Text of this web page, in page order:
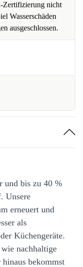
Zertifizierung nicht
Wasserschäden
ausgeschlossen.
und bis zu 40 %
Unsere
erneuert und
als
Küchengeräte.
nachhaltige
bekommst